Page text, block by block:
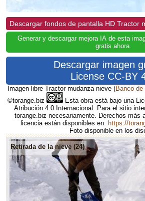
Descargar fondos de pantalla HD Tractor
Generar y descargar mejora IA de esta
gratis ahora
Descargar imagen
License CC-BY
Imagen libre Tractor mudanza nieve (Banco
©torange.biz
Esta obra está bajo una
Atribución 4.0 Internacional. Para el sitio
torange.biz necesariamente. Derechos más
licencia están disponibles en: https://
Foto disponible en los
Retirada de la nieve (24)